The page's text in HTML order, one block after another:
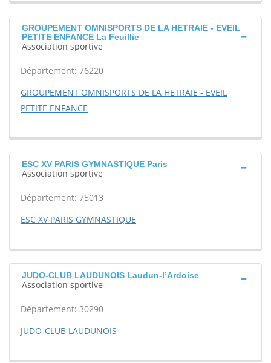
GROUPEMENT OMNISPORTS DE LA HETRAIE - EVEIL
PETITE ENFANCE La Feuillie
Association sportive
Département: 76220
GROUPEMENT OMNISPORTS DE LA HETRAIE - EVEIL
PETITE ENFANCE
ESC XV PARIS GYMNASTIQUE Paris
Association sportive
Département: 75013
ESC XV PARIS GYMNASTIQUE
JUDO-CLUB LAUDUNOIS Laudun-l’Ardoise
Association sportive
Département: 30290
JUDO-CLUB LAUDUNOIS